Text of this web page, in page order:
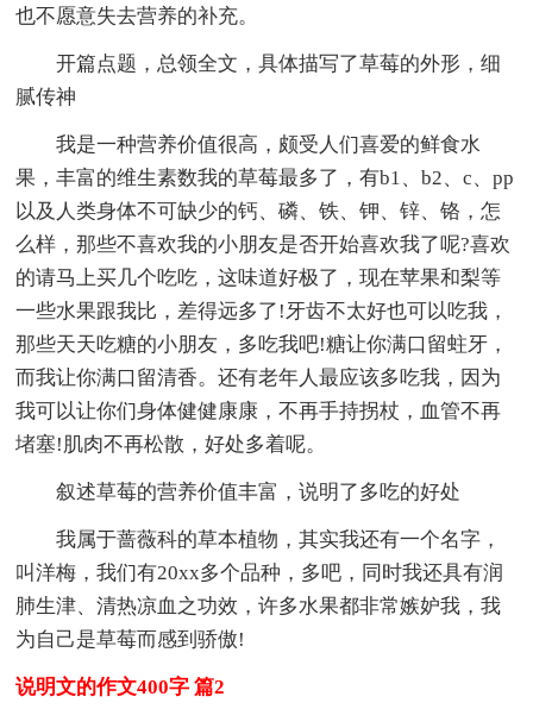
也不愿意失去营养的补充。
开篇点题，总领全文，具体描写了草莓的外形，细
腻传神
我是一种营养价值很高，颇受人们喜爱的鲜食水
果，丰富的维生素数我的草莓最多了，有b1、b2、c、pp
以及人类身体不可缺少的钙、磷、铁、钾、锌、铬，怎
么样，那些不喜欢我的小朋友是否开始喜欢我了呢?喜欢
的请马上买几个吃吃，这味道好极了，现在苹果和梨等
一些水果跟我比，差得远多了!牙齿不太好也可以吃我，
那些天天吃糖的小朋友，多吃我吧!糖让你满口留蛀牙，
而我让你满口留清香。还有老年人最应该多吃我，因为
我可以让你们身体健健康康，不再手持拐杖，血管不再
堵塞!肌肉不再松散，好处多着呢。
叙述草莓的营养价值丰富，说明了多吃的好处
我属于蔷薇科的草本植物，其实我还有一个名字，
叫洋梅，我们有20xx多个品种，多吧，同时我还具有润
肺生津、清热凉血之功效，许多水果都非常嫉妒我，我
为自己是草莓而感到骄傲!
说明文的作文400字 篇2